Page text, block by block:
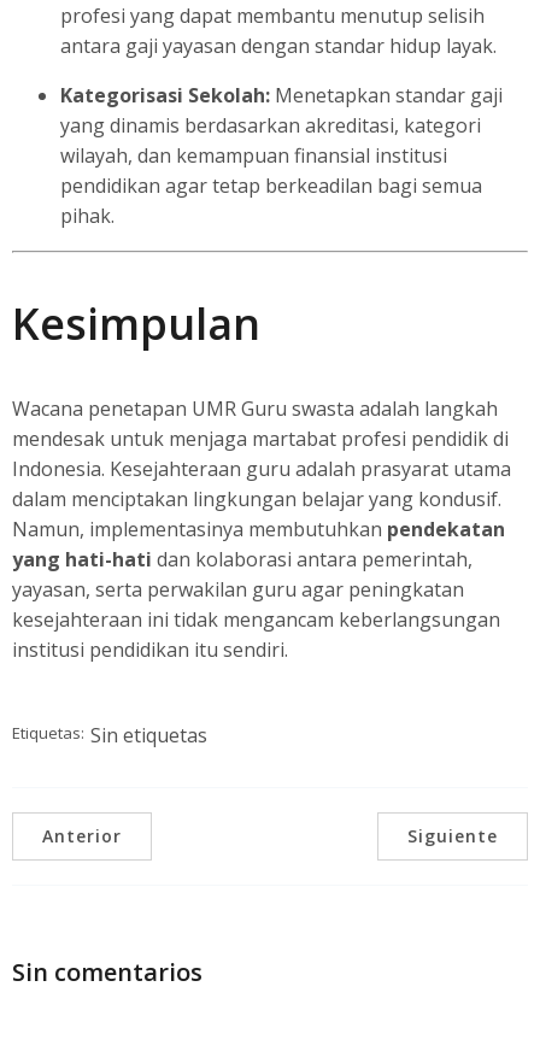
profesi yang dapat membantu menutup selisih
antara gaji yayasan dengan standar hidup layak.
Kategorisasi Sekolah: Menetapkan standar gaji
yang dinamis berdasarkan akreditasi, kategori
wilayah, dan kemampuan finansial institusi
pendidikan agar tetap berkeadilan bagi semua
pihak.
Kesimpulan
Wacana penetapan UMR Guru swasta adalah langkah
mendesak untuk menjaga martabat profesi pendidik di
Indonesia. Kesejahteraan guru adalah prasyarat utama
dalam menciptakan lingkungan belajar yang kondusif.
Namun, implementasinya membutuhkan pendekatan
yang hati-hati dan kolaborasi antara pemerintah,
yayasan, serta perwakilan guru agar peningkatan
kesejahteraan ini tidak mengancam keberlangsungan
institusi pendidikan itu sendiri.
Etiquetas: Sin etiquetas
Anterior Siguiente
Sin comentarios